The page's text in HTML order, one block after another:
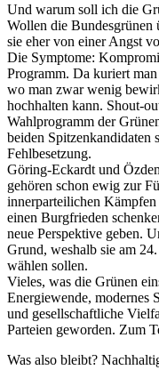
Und warum soll ich die
Wollen die Bundesgrünen
sie eher von einer Angst
Die Symptome:
Programm. Da kuriert
wo man zwar wenig
hochhalten kann. Shout-
Wahlprogramm der
beiden Spitzenkandidaten
Fehlbesetzung.
Göring-Eckardt und
gehören schon ewig zur
innerparteilichen
einen Burgfrieden
neue Perspektive geben.
Grund, weshalb sie am
wählen sollen.
Vieles, was die Grünen
Energiewende, modernes
und gesellschaftliche
Parteien geworden. Zum
Was also bleibt?